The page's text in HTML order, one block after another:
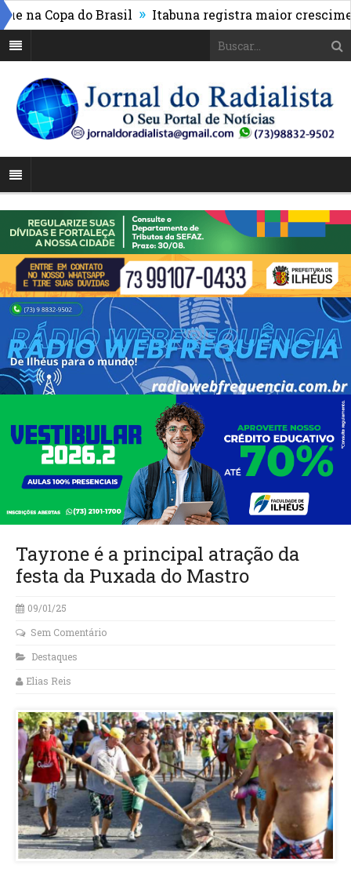
Copa do Brasil » Itabuna registra maior crescimento
Tayrone é a principal atração da
festa da Puxada do Mastro
09/01/25
Sem Comentário
Destaques
Elias Reis